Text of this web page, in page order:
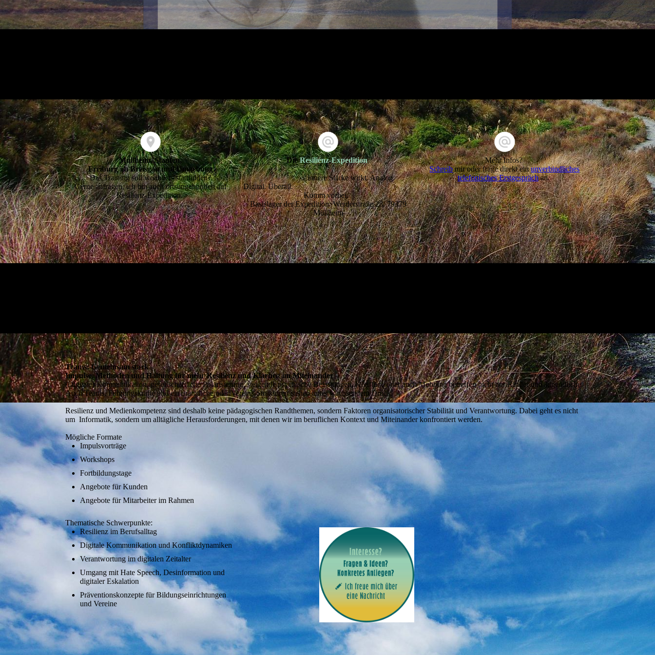
Müllheim, Staufen,
Freiburg im Breisgau und Umgebung
Das Training soll woanders stattfinden?
Gerne anfragen, ich bin auch ortsungebunden auf
Resilienz-Expedition.
DieResilienz-Expedition
Innere Stärke wirkt. Analog.
Digital. Überall.
Komm vorbei.
Basislager der Expedition: Werderstraße 28, 79379
Müllheim
Mehr Infos?
Schreibmir oder frage direkt einunverbindliches
telefonisches Erstgesprächan.
Teams: Gemeinsam stark
Impulse, Methoden und Haltung für mehr Resilienz und Klarheit im Miteinander
(Digitale) Kommunikation, gesellschaftliche Polarisierung, steigende psychische Belastungen, Konflikte oder auch Mobbing betreffen nicht nur Kinder und Jugendliche.
Auch Teams, Führungskräfte und ehrenamtliche oder Vereins-Strukturen stehen unter wachsendem Druck.
Resilienz und Medienkompetenz sind deshalb keine pädagogischen Randthemen, sondern Faktoren organisatorischer Stabilität und Verantwortung. Dabei geht es nicht
um Informatik, sondern um alltägliche Herausforderungen, mit denen wir im beruflichen Kontext und Miteinander konfrontiert werden.
Mögliche Formate
Impulsvorträge
Workshops
Fortbildungstage
Angebote für Kunden
Angebote für Mitarbeiter im Rahmen
Thematische Schwerpunkte:
Resilienz im Berufsalltag
Digitale Kommunikation und Konfliktdynamiken
Verantwortung im digitalen Zeitalter
Umgang mit Hate Speech, Desinformation und
digitaler Eskalation
Präventionskonzepte für Bildungseinrichtungen
und Vereine